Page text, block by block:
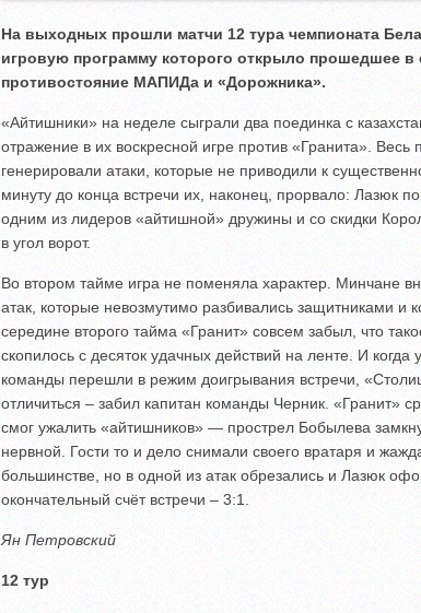
На выходных прошли матчи 12 тура чемпионата
игровую программу которого открыло прошедшее в
противостояние МАПИДа и «Дорожника».
«Айтишники» на неделе сыграли два поединка с
отражение в их воскресной игре против «Гранита».
генерировали атаки, которые не приводили к
минуту до конца встречи их, наконец, прорвало: Лазюк
одним из лидеров «айтишной» дружины и со скидки
в угол ворот.
Во втором тайме игра не поменяла характер. Минчане
атак, которые невозмутимо разбивались защитниками и
середине второго тайма «Гранит» совсем забыл, что
скопилось с десяток удачных действий на ленте. И когда
команды перешли в режим доигрывания встречи,
отличиться – забил капитан команды Черник. «Гранит»
смог ужалить «айтишников» — прострел Бобылева
нервной. Гости то и дело снимали своего вратаря и
большинстве, но в одной из атак обрезались и Лазюк
окончательный счёт встречи – 3:1.
Ян Петровский
12 тур